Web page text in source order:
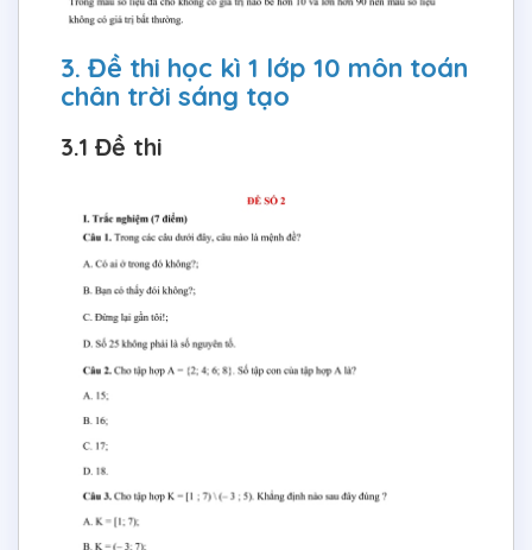
3. Đề thi học kì 1 lớp 10 môn toán
chân trời sáng tạo
3.1 Đề thi